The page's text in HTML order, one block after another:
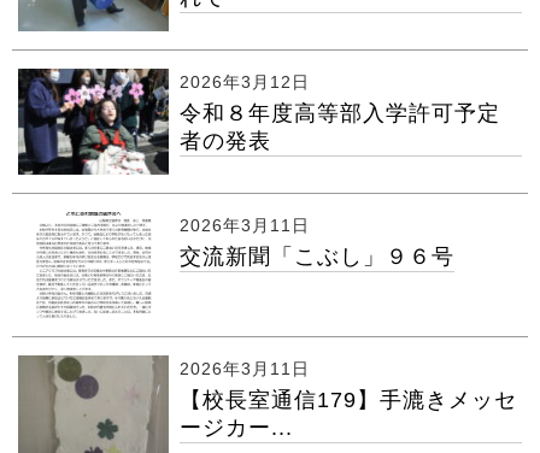
2026年3月12日
令和８年度高等部入学許可予定
者の発表
2026年3月11日
交流新聞「こぶし」９６号
2026年3月11日
【校長室通信179】手漉きメッセ
ージカー...